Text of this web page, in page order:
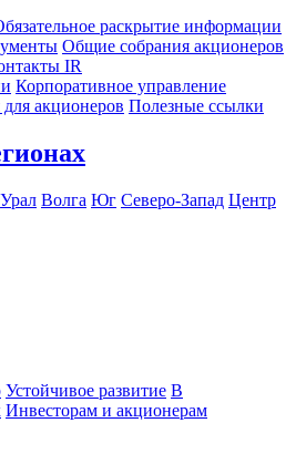
раскрытие информации
Общие собрания акционеров
IR
Корпоративное управление
акционеров Полезные ссылки
Урал Волга Юг Северо-Запад Центр
Устойчивое развитие В
Инвесторам и акционерам